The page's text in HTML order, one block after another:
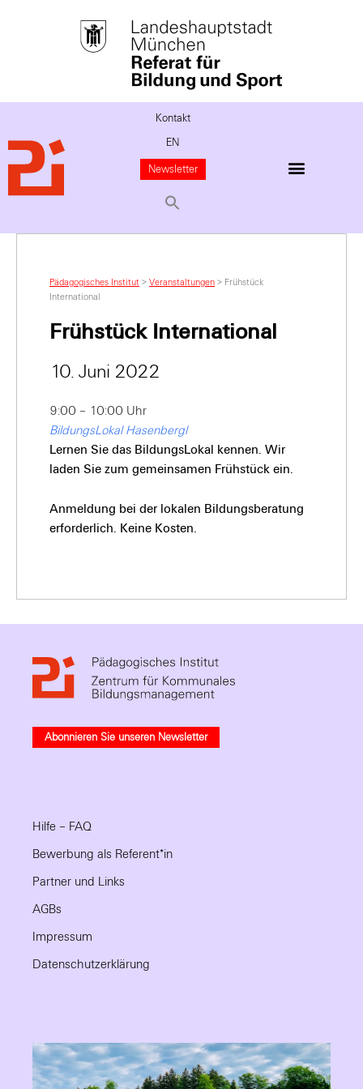
Kontakt
EN
Newsletter
Pädagogisches Institut > Veranstaltungen > Frühstück
International
Frühstück International
10. Juni 2022
9:00 – 10:00 Uhr
BildungsLokal Hasenbergl
Lernen Sie das BildungsLokal kennen. Wir
laden Sie zum gemeinsamen Frühstück ein.
Anmeldung bei der lokalen Bildungsberatung
erforderlich. Keine Kosten.
Abonnieren Sie unseren Newsletter
Hilfe – FAQ
Bewerbung als Referent*in
Partner und Links
AGBs
Impressum
Datenschutzerklärung